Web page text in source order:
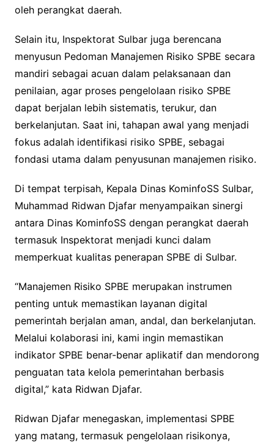
oleh perangkat daerah.
Selain itu, Inspektorat Sulbar juga berencana
menyusun Pedoman Manajemen Risiko SPBE secara
mandiri sebagai acuan dalam pelaksanaan dan
penilaian, agar proses pengelolaan risiko SPBE
dapat berjalan lebih sistematis, terukur, dan
berkelanjutan. Saat ini, tahapan awal yang menjadi
fokus adalah identifikasi risiko SPBE, sebagai
fondasi utama dalam penyusunan manajemen risiko.
Di tempat terpisah, Kepala Dinas KominfoSS Sulbar,
Muhammad Ridwan Djafar menyampaikan sinergi
antara Dinas KominfoSS dengan perangkat daerah
termasuk Inspektorat menjadi kunci dalam
memperkuat kualitas penerapan SPBE di Sulbar.
“Manajemen Risiko SPBE merupakan instrumen
penting untuk memastikan layanan digital
pemerintah berjalan aman, andal, dan berkelanjutan.
Melalui kolaborasi ini, kami ingin memastikan
indikator SPBE benar-benar aplikatif dan mendorong
penguatan tata kelola pemerintahan berbasis
digital,” kata Ridwan Djafar.
Ridwan Djafar menegaskan, implementasi SPBE
yang matang, termasuk pengelolaan risikonya,